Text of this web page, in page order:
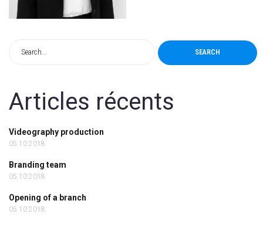
SEARCH
Articles récents
Videography production
05.10.2018
Branding team
05.10.2018
Opening of a branch
05.10.2018